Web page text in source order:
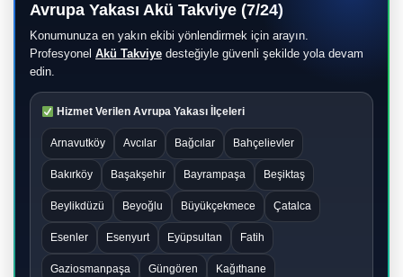
Avrupa Yakası Akü Takviye (7/24)
Konumunuza en yakın ekibi yönlendirmek için arayın.
Profesyonel Akü Takviye desteğiyle güvenli şekilde yola devam
edin.
Hizmet Verilen Avrupa Yakası İlçeleri
Arnavutköy Avcılar Bağcılar Bahçelievler
Bakırköy Başakşehir Bayrampaşa Beşiktaş
Beylikdüzü Beyoğlu Büyükçekmece Çatalca
Esenler Esenyurt Eyüpsultan Fatih
Gaziosmanpaşa Güngören Kağıthane